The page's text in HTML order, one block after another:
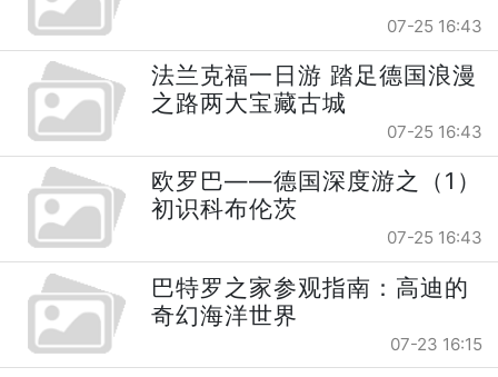
07-25 16:43
法兰克福一日游 踏足德国浪漫
之路两大宝藏古城
07-25 16:43
欧罗巴——德国深度游之（1）
初识科布伦茨
07-25 16:43
巴特罗之家参观指南：高迪的
奇幻海洋世界
07-23 16:15